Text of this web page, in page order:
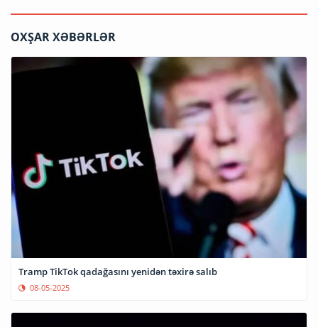
OXŞAR XƏBƏRLƏR
Tramp TikTok qadağasını yenidən təxirə salıb
08-05-2025